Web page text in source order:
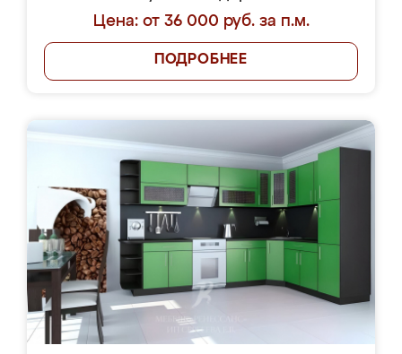
Цена: от 36 000 руб. за п.м.
ПОДРОБНЕЕ